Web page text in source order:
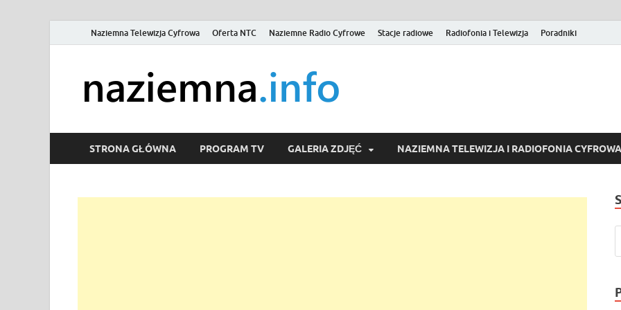
Naziemna Telewizja Cyfrowa Oferta NTC Naziemne Radio Cyfrowe Stacje radiowe Radiofonia i Telewizja Poradniki
Wideo online, VOD
STRONA GŁÓWNA PROGRAM TV GALERIA ZDJĘĆ NAZIEMNA TELEWIZJA I RADIOFONIA CYFROWA